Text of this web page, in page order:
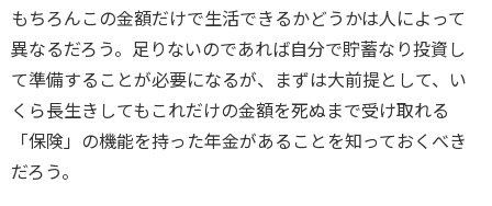
もちろんこの金額だけで生活できるかどうかは人によって
異なるだろう。足りないのであれば自分で貯蓄なり投資し
て準備することが必要になるが、まずは大前提として、い
くら長生きしてもこれだけの金額を死ぬまで受け取れる
「保険」の機能を持った年金があることを知っておくべき
だろう。